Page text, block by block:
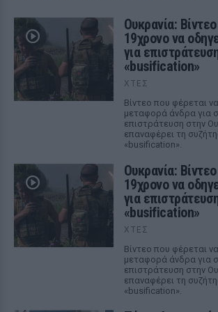
Ουκρανία:
19χρονο να
για
«busification»
ΧΤΕΣ
Βίντεο που φέρεται να
μεταφορά άνδρα για
επιστράτευση στην
επαναφέρει τη
«busification».
Ουκρανία:
19χρονο να
για
«busification»
ΧΤΕΣ
Βίντεο που φέρεται να
μεταφορά άνδρα για
επιστράτευση στην
επαναφέρει τη
«busification».